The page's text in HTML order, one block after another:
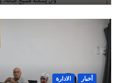
أخبار الادارة